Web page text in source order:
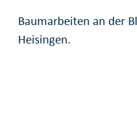
Baumarbeiten an der
Heisingen.